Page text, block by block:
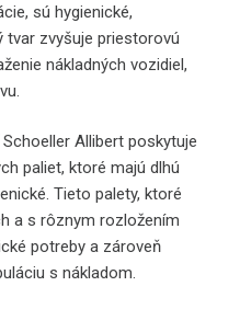
sú hygienické,
tvar zvyšuje priestorovú
nákladných vozidiel,
Allibert poskytuje
paliet, ktoré majú dlhú
Tieto palety, ktoré
a s rôznym rozložením
potreby a zároveň
s nákladom.